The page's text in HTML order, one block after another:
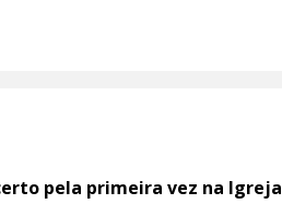
pela primeira vez na